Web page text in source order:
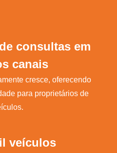
consultas em
canais
cresce, oferecendo
para proprietários de
veículos